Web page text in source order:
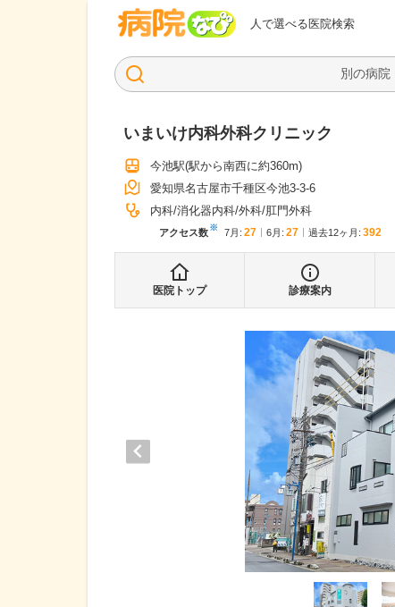
人で選べる医院検索
病院なび
いまいけ内科外科クリニック
今池駅(駅から南西に約360m)
愛知県名古屋市千種区今池3-3-6
内科 消化器内科 外科 肛門外科
アクセス数※ 7月 : 27 6月 : 27 過去12ヶ月: 392
医院トップ 診療案内